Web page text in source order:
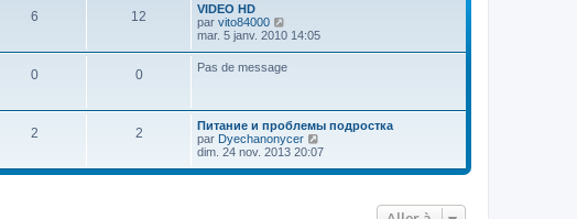
6 12
VIDEO HD
par vito84000
o
l
e
r
n
i
e
r
mar. 5 janv. 2010 14:05
0 0 Pas de message
2 2
Питание и проблемы подростка
par Dyechanonycer
o
r
dim. 24 nov. 2013 20:07